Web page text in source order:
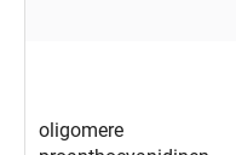
oligomere